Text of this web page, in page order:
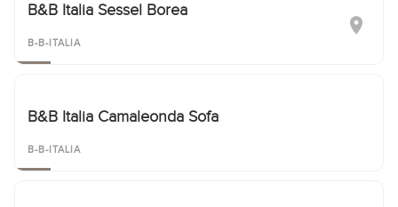
B&B Italia Sessel Borea
B-B-ITALIA
B&B Italia Camaleonda Sofa
B-B-ITALIA